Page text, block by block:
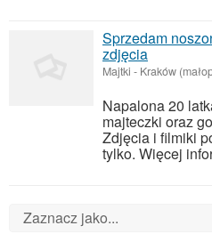
Sprzedam
zdjęcia
Majtki - Kraków
Napalona 20
majteczki oraz
Zdjęcia i filmiki
tylko. Więcej
Zaznacz jako...